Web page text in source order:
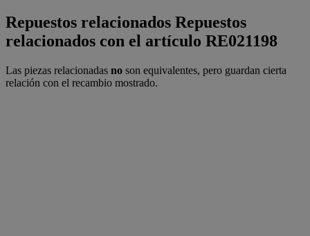
Repuestos relacionados Repuestos
relacionados con el artículo RE021198
Las piezas relacionadas no son equivalentes, pero guardan cierta
relación con el recambio mostrado.